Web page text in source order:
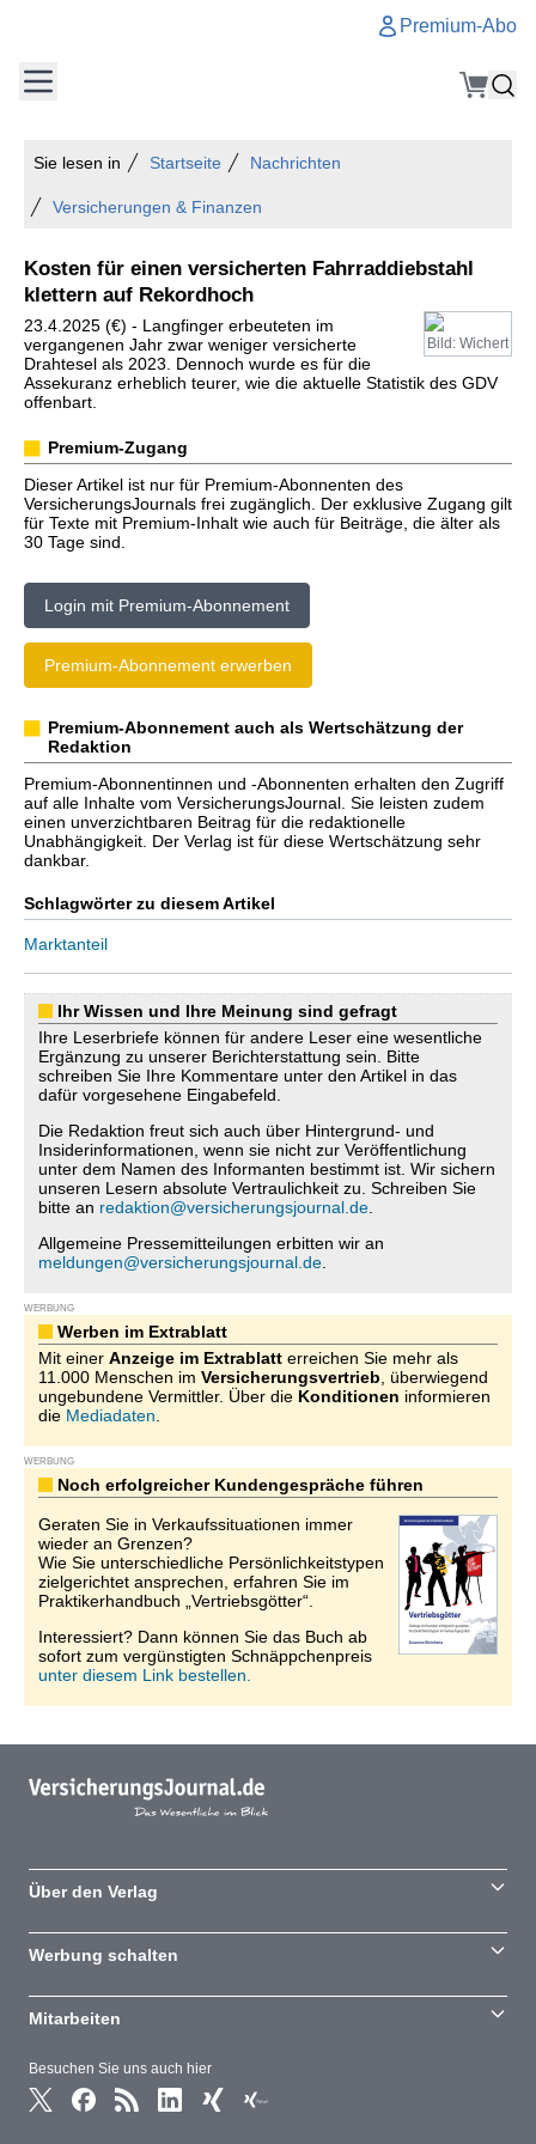
Premium-Abo
Sie lesen in Startseite Nachrichten
Versicherungen & Finanzen
Kosten für einen versicherten Fahrraddiebstahl
klettern auf Rekordhoch
Bild: Wichert
23.4.2025 (€) - Langfinger erbeuteten im
vergangenen Jahr zwar weniger versicherte
Drahtesel als 2023. Dennoch wurde es für die
Assekuranz erheblich teurer, wie die aktuelle Statistik des GDV
offenbart.
Premium-Zugang
Dieser Artikel ist nur für Premium-Abonnenten des
VersicherungsJournals frei zugänglich. Der exklusive Zugang gilt
für Texte mit Premium-Inhalt wie auch für Beiträge, die älter als
30 Tage sind.
Login mit Premium-Abonnement
Premium-Abonnement erwerben
Premium-Abonnement auch als Wertschätzung der
Redaktion
Premium-Abonnentinnen und -Abonnenten erhalten den Zugriff
auf alle Inhalte vom VersicherungsJournal. Sie leisten zudem
einen unverzichtbaren Beitrag für die redaktionelle
Unabhängigkeit. Der Verlag ist für diese Wertschätzung sehr
dankbar.
Schlagwörter zu diesem Artikel
Marktanteil
Ihr Wissen und Ihre Meinung sind gefragt
Ihre Leserbriefe können für andere Leser eine wesentliche
Ergänzung zu unserer Berichterstattung sein. Bitte
schreiben Sie Ihre Kommentare unter den Artikel in das
dafür vorgesehene Eingabefeld.
Die Redaktion freut sich auch über Hintergrund- und
Insiderinformationen, wenn sie nicht zur Veröffentlichung
unter dem Namen des Informanten bestimmt ist. Wir sichern
unseren Lesern absolute Vertraulichkeit zu. Schreiben Sie
bitte an redaktion@versicherungsjournal.de
Allgemeine Pressemitteilungen erbitten wir an
meldungen@versicherungsjournal.de
WERBUNG
Werben im Extrablatt
Mit einer Anzeige im Extrablatt erreichen Sie mehr als
11.000 Menschen im Versicherungsvertrieb , überwiegend
ungebundene Vermittler. Über die Konditionen informieren
die Mediadaten
WERBUNG
Noch erfolgreicher Kundengespräche führen
Geraten Sie in Verkaufssituationen immer
wieder an Grenzen?
Wie Sie unterschiedliche Persönlichkeitstypen
zielgerichtet ansprechen, erfahren Sie im
Praktikerhandbuch „Vertriebsgötter“.
Interessiert? Dann können Sie das Buch ab
sofort zum vergünstigten Schnäppchenpreis
unter diesem Link bestellen.
Besuchen Sie uns auch hier
Über den Verlag
Werbung schalten
Mitarbeiten